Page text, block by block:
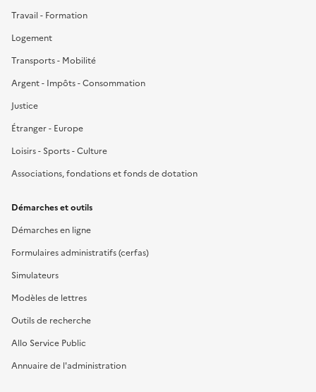
Travail - Formation
Logement
Transports - Mobilité
Argent - Impôts - Consommation
Justice
Étranger - Europe
Loisirs - Sports - Culture
Associations, fondations et fonds de dotation
Démarches et outils
Démarches en ligne
Formulaires administratifs (cerfas)
Simulateurs
Modèles de lettres
Outils de recherche
Allo Service Public
Annuaire de l'administration